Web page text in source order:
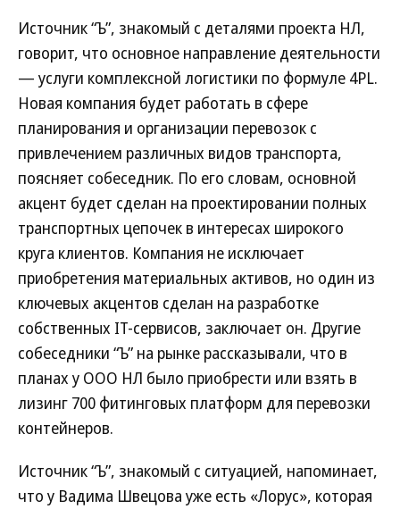
Источник “Ъ”, знакомый с деталями проекта НЛ,
говорит, что основное направление деятельности
— услуги комплексной логистики по формуле 4PL.
Новая компания будет работать в сфере
планирования и организации перевозок с
привлечением различных видов транспорта,
поясняет собеседник. По его словам, основной
акцент будет сделан на проектировании полных
транспортных цепочек в интересах широкого
круга клиентов. Компания не исключает
приобретения материальных активов, но один из
ключевых акцентов сделан на разработке
собственных IT-сервисов, заключает он. Другие
собеседники “Ъ” на рынке рассказывали, что в
планах у ООО НЛ было приобрести или взять в
лизинг 700 фитинговых платформ для перевозки
контейнеров.
Источник “Ъ”, знакомый с ситуацией, напоминает,
что у Вадима Швецова уже есть «Лорус», которая